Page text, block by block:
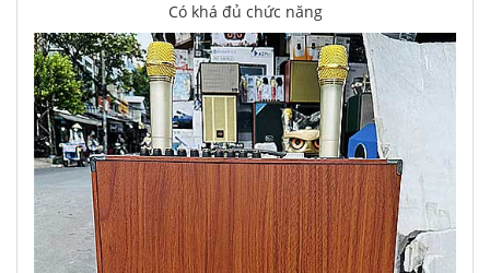
Có khá đủ chức năng